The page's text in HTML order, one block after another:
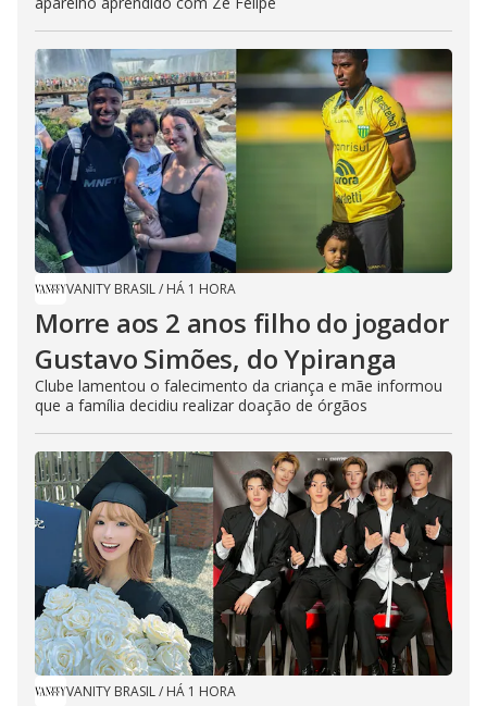
VANITY BRASIL/ HÁ 1 HORA
Morre aos 2 anos filho do jogador
Gustavo Simões, do Ypiranga
Clube lamentou o falecimento da criança e mãe informou
que a família decidiu realizar doação de órgãos
VANITY BRASIL/ HÁ 1 HORA